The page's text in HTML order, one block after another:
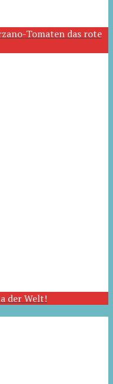
Tomaten das rote
der Welt!